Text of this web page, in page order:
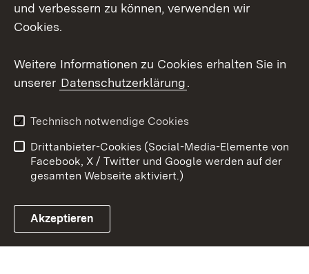
Themenübersicht
Social Media
Instagram
Social Wall
und verbessern zu können, verwenden wir
Cookies.
Weitere Informationen zu Cookies erhalten Sie in
unserer Datenschutzerklärung.
Technisch notwendige Cookies
Drittanbieter-Cookies (Social-Media-Elemente von
Facebook, X / Twitter und Google werden auf der
gesamten Webseite aktiviert.)
Akzeptieren